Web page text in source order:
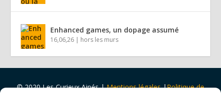
Enhanced games, un dopage assumé
16,06,26 | hors les murs
© 2020 Les Curieux Ainés |Mentions légales |Politique de